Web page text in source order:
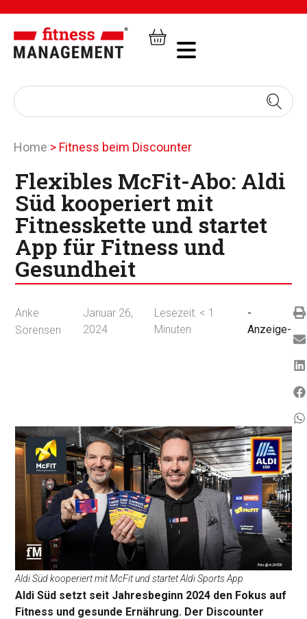
Home > Fitness beim Discounter
Flexibles McFit-Abo: Aldi
Süd kooperiert mit
Fitnesskette und startet
App für Fitness und
Gesundheit
Anke
Sörensen
Januar 26,
2024
Lesezeit: < 1
Minuten
-
Anzeige-
Aldi Süd kooperiert mit McFit und startet Aldi Sports App
Aldi Süd setzt seit Jahresbeginn 2024 den Fokus auf
Fitness und gesunde Ernährung. Der Discounter